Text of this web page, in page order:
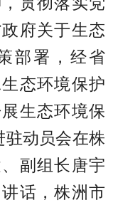
府关于生态
部署，经省
态环境保护
生态环境保
动员会在株
副组长唐宇
话，株洲市